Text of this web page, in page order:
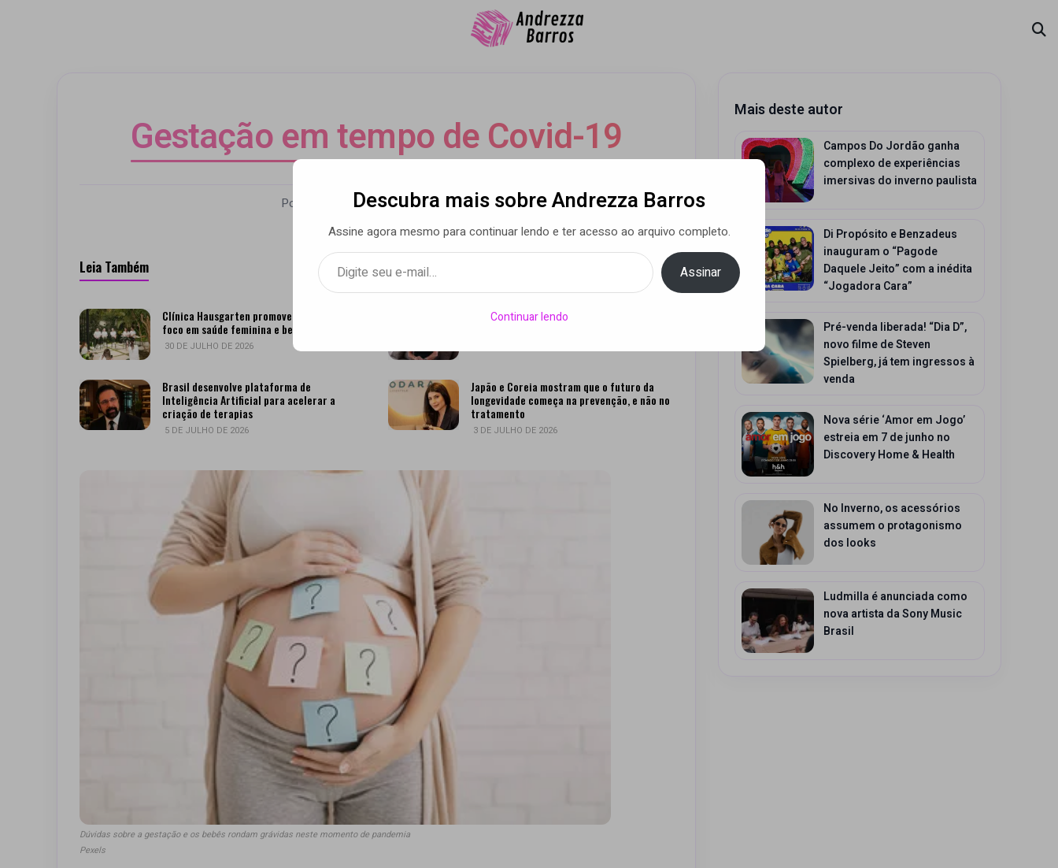
Gestação em tempo de Covid-19
Por Andrezza Barros• 10 maio 2020
Leia Também
Clínica Hausgarten promove encontro com
foco em saúde feminina e bem-estar
30 DE JULHO DE 2026
A menopausa mudou. E a medicina precisou
Brasil desenvolve plataforma de
Inteligência Artificial para acelerar a
criação de terapias
5 DE JULHO DE 2026
Japão e Coreia mostram que o futuro da
longevidade começa na prevenção, e não no
tratamento
3 DE JULHO DE 2026
Dúvidas sobre a gestação e os bebês rondam grávidas neste momento de pandemia
Pexels
Mais deste autor
Campos Do Jordão ganha
complexo de experiências
imersivas do inverno paulista
Di Propósito e Benzadeus
inauguram o “Pagode
Daquele Jeito” com a inédita
“Jogadora Cara”
Pré-venda liberada! “Dia D”,
novo filme de Steven
Spielberg, já tem ingressos à
venda
Nova série ‘Amor em Jogo’
estreia em 7 de junho no
Discovery Home & Health
No Inverno, os acessórios
assumem o protagonismo
dos looks
Ludmilla é anunciada como
nova artista da Sony Music
Brasil
Descubra mais sobre Andrezza Barros
Assine agora mesmo para continuar lendo e ter acesso ao arquivo completo.
Digite seu e-mail…
Assinar
Continuar lendo